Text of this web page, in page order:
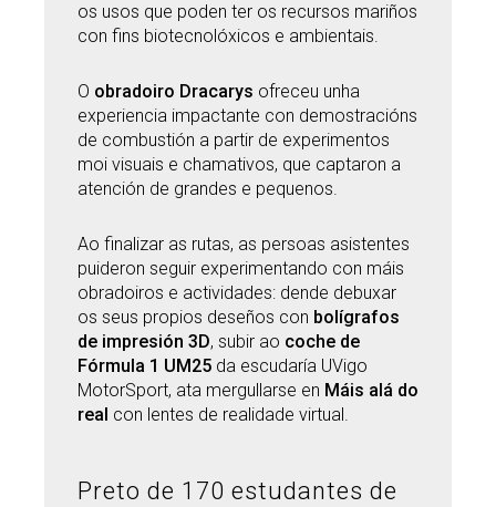
os usos que poden ter os recursos mariños
con fins biotecnolóxicos e ambientais.
O obradoiro Dracarys ofreceu unha
experiencia impactante con demostracións
de combustión a partir de experimentos
moi visuais e chamativos, que captaron a
atención de grandes e pequenos.
Ao finalizar as rutas, as persoas asistentes
puideron seguir experimentando con máis
obradoiros e actividades: dende debuxar
os seus propios deseños con bolígrafos
de impresión 3D, subir ao coche de
Fórmula 1 UM25 da escudaría UVigo
MotorSport, ata mergullarse en Máis alá do
real con lentes de realidade virtual.
Preto de 170 estudantes de